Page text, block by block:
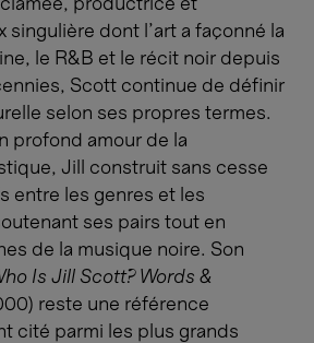
productrice et
singulière dont l’art a façonné la
le R&B et le récit noir depuis
Scott continue de définir
selon ses propres termes.
profond amour de la
Jill construit sans cesse
entre les genres et les
ses pairs tout en
de la musique noire. Son
Is Jill Scott? Words &
reste une référence
cité parmi les plus grands